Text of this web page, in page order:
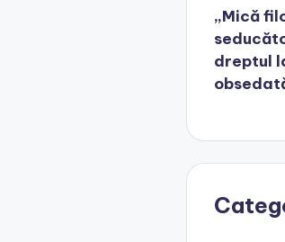
„Mică
dreptul